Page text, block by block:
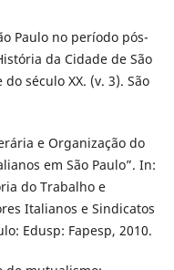
Paulo no período pós-
da Cidade de São
século XX. (v. 3). São
e Organização do
em São Paulo”. In:
do Trabalho e
Italianos e Sindicatos
Edusp: Fapesp, 2010.